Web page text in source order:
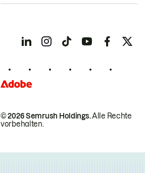
© 2026 Semrush Holdings.Alle Rechte
vorbehalten.